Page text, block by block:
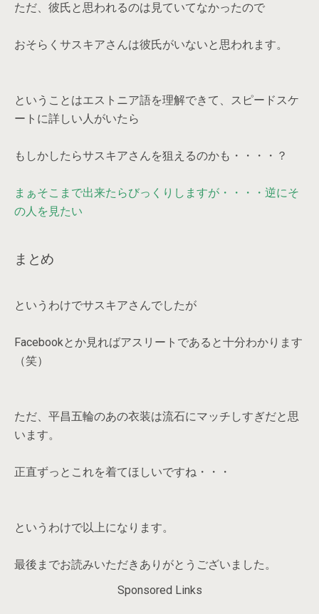
ただ、彼氏と思われるのは見ていてなかったので
おそらくサスキアさんは彼氏がいないと思われます。
ということはエストニア語を理解できて、スピードスケ
ートに詳しい人がいたら
もしかしたらサスキアさんを狙えるのかも・・・・？
まぁそこまで出来たらびっくりしますが・・・・逆にそ
の人を見たい
まとめ
というわけでサスキアさんでしたが
Facebookとか見ればアスリートであると十分わかります
（笑）
ただ、平昌五輪のあの衣装は流石にマッチしすぎだと思
います。
正直ずっとこれを着てほしいですね・・・
というわけで以上になります。
最後までお読みいただきありがとうございました。
Sponsored Links